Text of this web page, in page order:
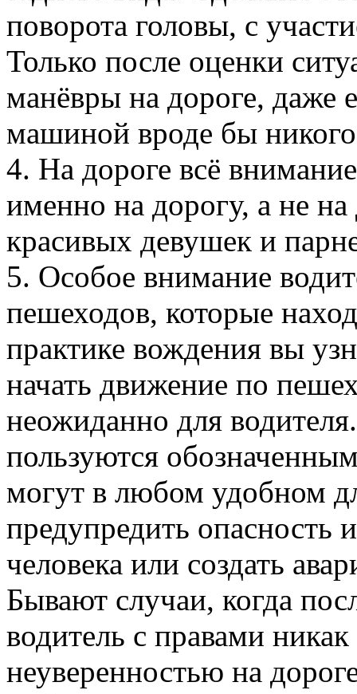
поворота головы, с
Только после оценки
манёвры на дороге, даже
машиной вроде бы
4. На дороге всё
именно на дорогу, а не
красивых девушек и
5. Особое внимание
пешеходов, которые
практике вождения вы
начать движение по
неожиданно для
пользуются
могут в любом удобном
предупредить опасность
человека или создать
Бывают случаи, когда
водитель с правами
неуверенностью на